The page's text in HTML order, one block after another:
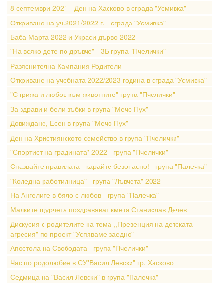
8 септември 2021 - Ден на Хасково в сграда "Усмивка"
Откриване на уч.2021/2022 г. - сграда "Усмивка"
Баба Марта 2022 и Украси дърво 2022
"На всяко дете по дръвче" - 3Б група "Пчелички"
Разяснителна Кампания Родители
Откриване на учебната 2022/2023 година в сграда "Усмивка"
"С грижа и любов към животните" група "Пчелички"
За здрави и бели зъбки в група "Мечо Пух"
Довиждане, Есен в група "Мечо Пух"
Ден на Християнското семейство в група "Пчелички"
"Спортист на градината" 2022 - група "Пчелички"
Спазвайте правилата - карайте безопасно! - група "Палечка"
"Коледна работилница" - група "Лъвчета" 2022
На Ангелите в бяло с любов - група "Палечка"
Малките щурчета поздравяват кмета Станислав Дечев
Дискусия с родителите на тема ,,Превенция на детската
агресия" по проект "Успяваме заедно"
Апостола на Свободата - група "Пчелички"
Час по родолюбие в СУ"Васил Левски" гр. Хасково
Седмица на "Васил Левски" в група "Палечка"